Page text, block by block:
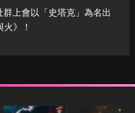
上會以「史塔克」為名出
》！